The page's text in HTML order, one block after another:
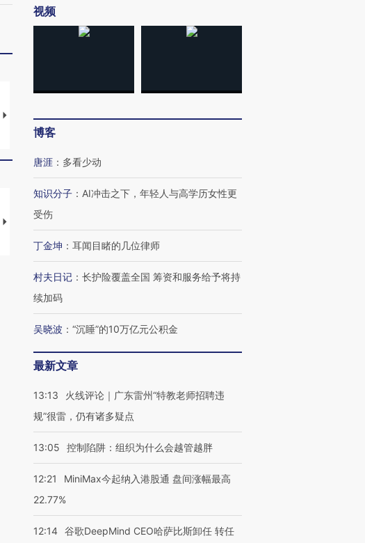
马航飞行员跨国走私7万
粒摇头丸 尿检体内含3种
【推广】走进第四届链博
有意思的生活方式·第三对
视频
博客
唐涯 ： 多看少动
知识分子 ： AI冲击之下，年轻人与高学历女性更
受伤
丁金坤 ： 耳闻目睹的几位律师
村夫日记 ： 长护险覆盖全国 筹资和服务给予将持
续加码
吴晓波 ： “沉睡”的10万亿元公积金
最新文章
13:13
火线评论｜广东雷州“特教老师招聘违
规”很雷，仍有诸多疑点
13:05 控制陷阱：组织为什么会越管越胖
12:21
MiniMax今起纳入港股通 盘间涨幅最高
22.77%
12:14 谷歌DeepMind CEO哈萨比斯卸任 转任